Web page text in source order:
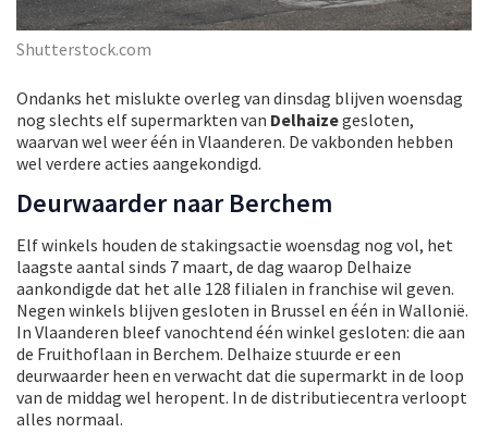
Shutterstock.com
Ondanks het mislukte overleg van dinsdag blijven woensdag
nog slechts elf supermarkten van Delhaizegesloten,
waarvan wel weer één in Vlaanderen. De vakbonden hebben
wel verdere acties aangekondigd.
Deurwaarder naar Berchem
Elf winkels houden de stakingsactie woensdag nog vol, het
laagste aantal sinds 7 maart, de dag waarop Delhaize
aankondigde dat het alle 128 filialen in franchise wil geven.
Negen winkels blijven gesloten in Brussel en één in Wallonië.
In Vlaanderen bleef vanochtend één winkel gesloten: die aan
de Fruithoflaan in Berchem. Delhaize stuurde er een
deurwaarder heen en verwacht dat die supermarkt in de loop
van de middag wel heropent. In de distributiecentra verloopt
alles normaal.